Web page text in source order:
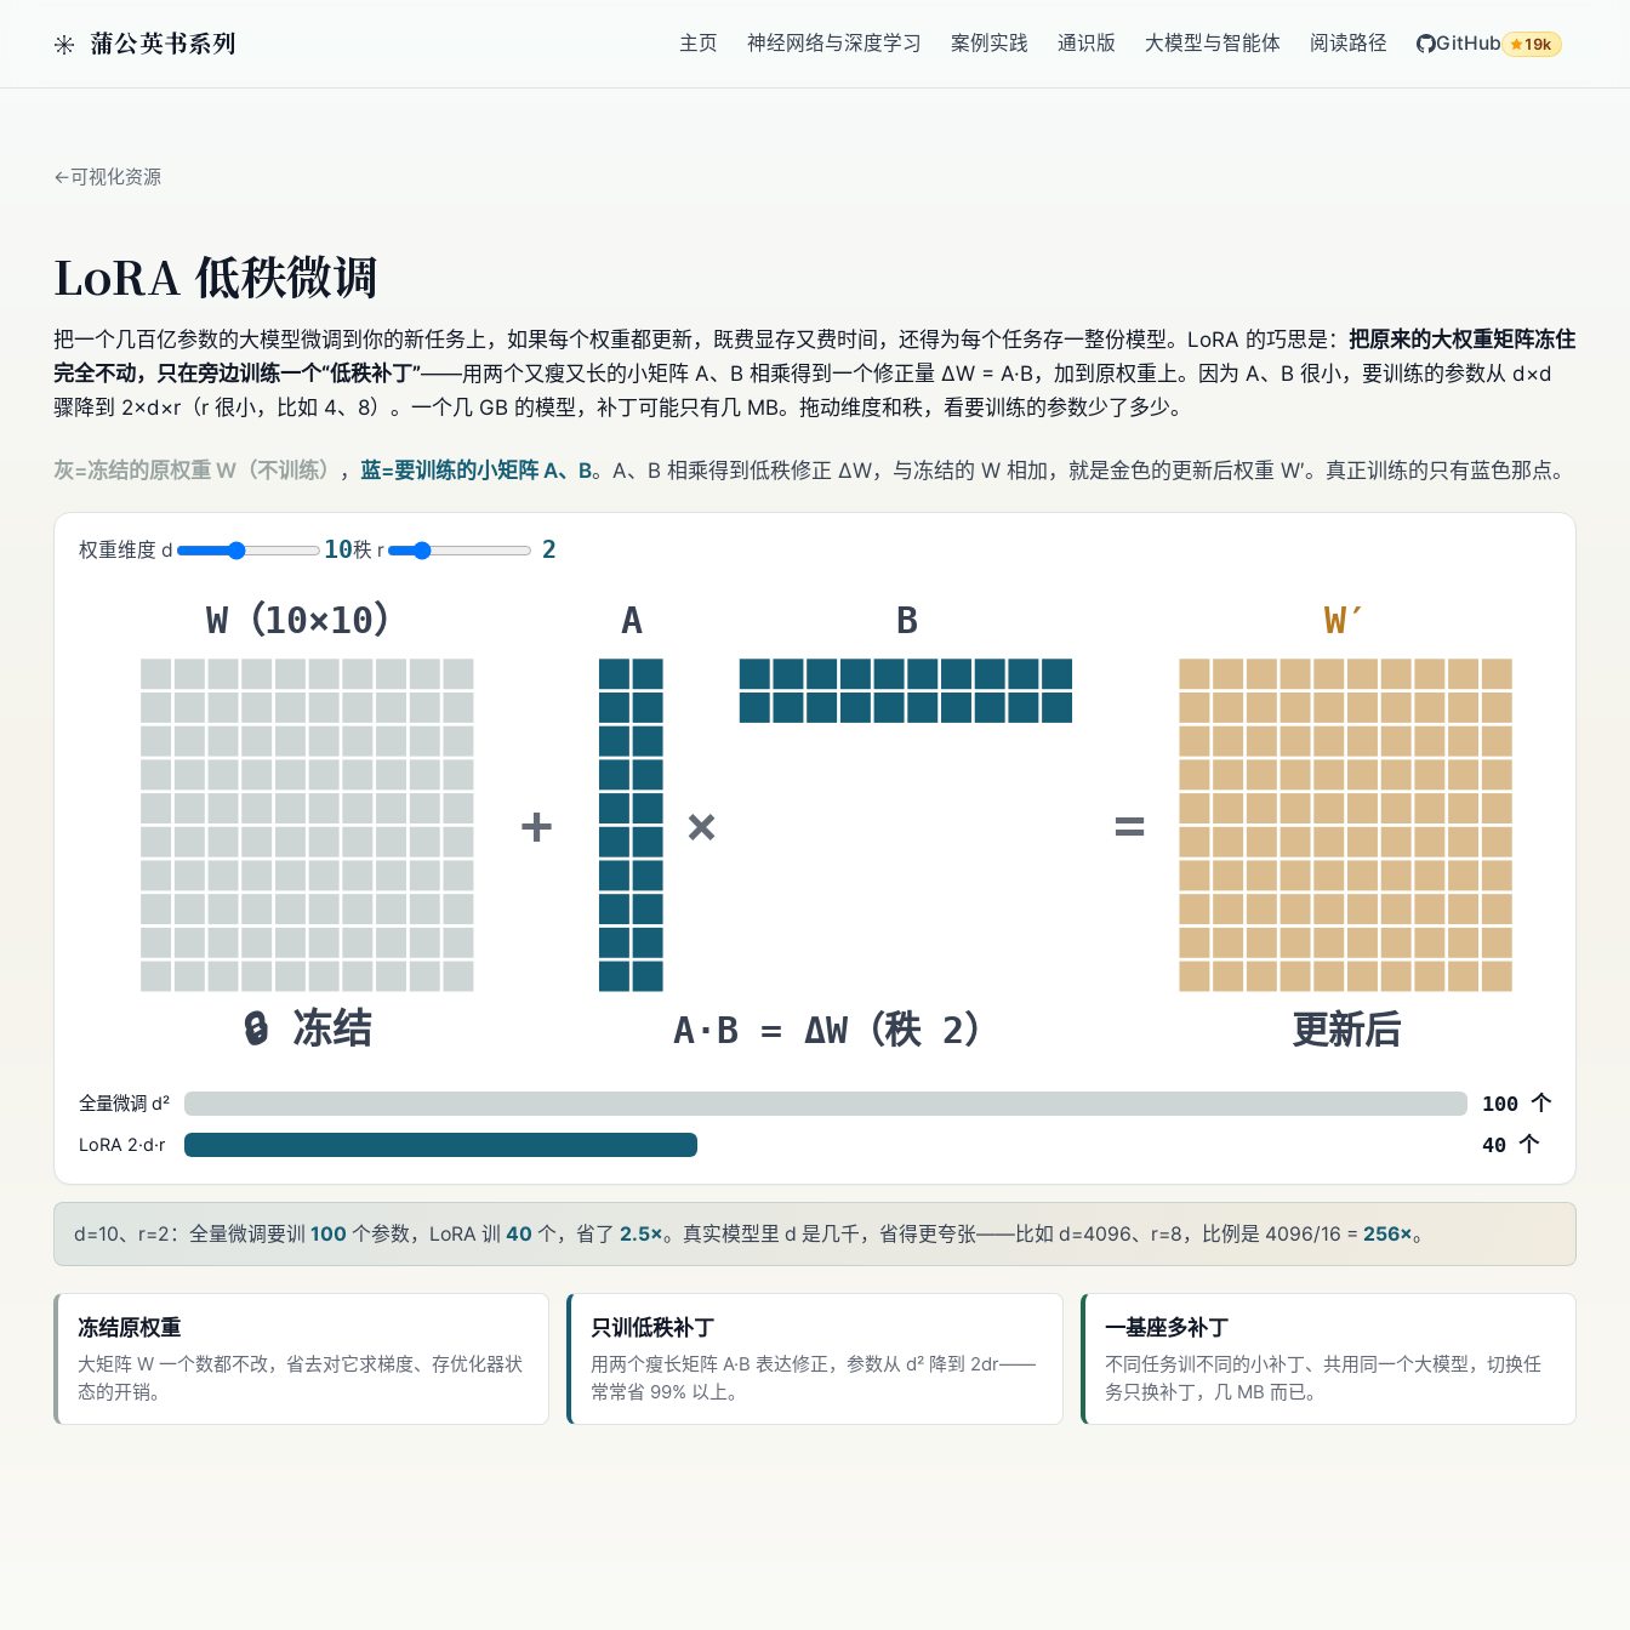
蒲公英书系列 主页 神经网络与深度学习 案例实践 通识版 大模型与智能体 阅读路径 GitHub 19k
可视化资源
LoRA 低秩微调
把一个几百亿参数的大模型微调到你的新任务上，如果每个权重都更新，既费显存又费时间，还得为每个任务存一整份模型。LoRA 的巧思是： 把原来的大权重矩阵冻住
完全不动，只在旁边训练一个“低秩补丁”——用两个又瘦又长的小矩阵 A、B 相乘得到一个修正量 ΔW = A·B，加到原权重上。因为 A、B 很小，要训练的参数从 d×d
骤降到 2×d×r（r 很小，比如 4、8）。一个几 GB 的模型，补丁可能只有几 MB。拖动维度和秩，看要训练的参数少了多少。
灰=冻结的原权重 W（不训练） ， 蓝=要训练的小矩阵 A、B。A、B 相乘得到低秩修正 ΔW，与冻结的 W 相加，就是金色的更新后权重 W′。真正训练的只有蓝色那点。
权重维度 d 10秩 r 2
W（10×10）
🔒 冻结
+
A
×
B
=
W′
更新后
A·B = ΔW（秩 2）
全量微调 d² 100 个
LoRA 2·d·r 40 个
d=10、r=2：全量微调要训 100 个参数，LoRA 训 40 个，省了 2.5×。真实模型里 d 是几千，省得更夸张——比如 d=4096、r=8，比例是 4096/16 = 256×。
冻结原权重
大矩阵 W 一个数都不改，省去对它求梯度、存优化器状
态的开销。
只训低秩补丁
用两个瘦长矩阵 A·B 表达修正，参数从 d² 降到 2dr——
常常省 99% 以上。
一基座多补丁
不同任务训不同的小补丁、共用同一个大模型，切换任
务只换补丁，几 MB 而已。